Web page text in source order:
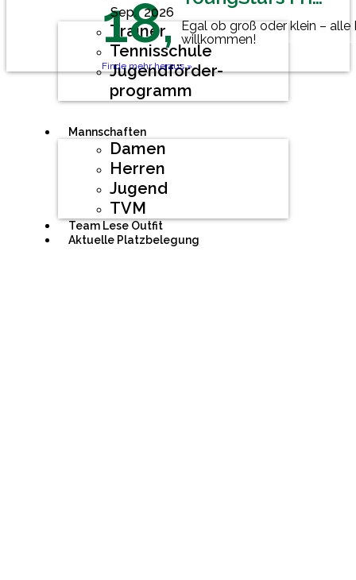
Trainer
Tennisschule
Jugendförder-
programm
Mannschaften
Damen
Herren
Jugend
TVM
Team Lese Outfit
Aktuelle Platzbelegung
Sep.
18,
2026
Egal ob groß oder klein –
willkommen!
Finde mehr heraus »